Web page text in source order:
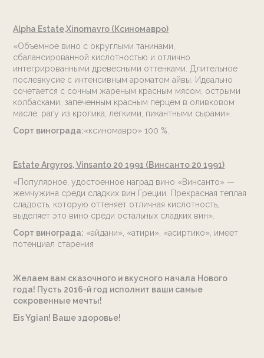
Alpha Estate,Xinomavro (Ксиномавро)
«Объемное вино с округлыми танинами,
сбалансированной кислотностью и отлично
интегрированными древесными оттенками. Длительное
послевкусие с интенсивным ароматом айвы. Идеально
сочетается с сочным жареным красным мясом, острыми
колбасками, запеченным красным перцем в оливковом
масле, рагу из кролика, легкими, пикантными сырами».
Сорт винограда:«ксиномавро» 100 %.
Estate Argyros, Vinsanto 20 1991 (Винсанто 20 1991)
«Популярное, удостоенное наград вино «Винсанто» —
жемчужина среди сладких вин Греции. Прекрасная теплая
сладость, которую оттеняет отличная кислотность,
выделяет это вино среди остальных сладких вин».
Сорт винограда: «айдани», «атири», «асиртико», имеет
потенциал старения
Желаем вам сказочного и вкусного начала Нового
года! Пусть 2016-й год исполнит ваши самые
сокровенные мечты!
Eis Ygian! Ваше здоровье!